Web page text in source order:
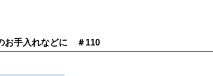
お手入れなどに ＃110